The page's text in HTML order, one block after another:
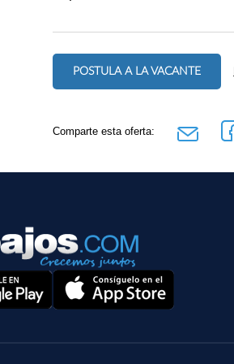
POSTULA A LA VACANTE
Comparte esta oferta: